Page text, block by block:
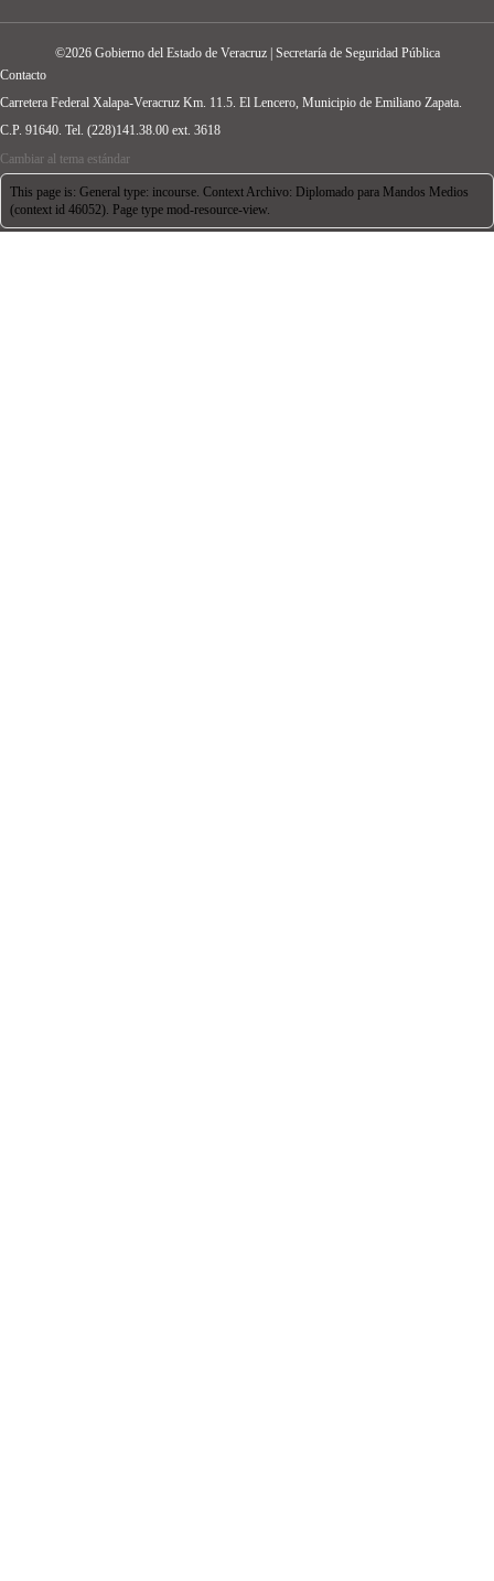
©2026 Gobierno del Estado de Veracruz | Secretaría de Seguridad Pública
Contacto
Carretera Federal Xalapa-Veracruz Km. 11.5. El Lencero, Municipio de Emiliano Zapata.
C.P. 91640. Tel. (228)141.38.00 ext. 3618
Cambiar al tema estándar
This page is: General type: incourse. Context Archivo: Diplomado para Mandos Medios
(context id 46052). Page type mod-resource-view.